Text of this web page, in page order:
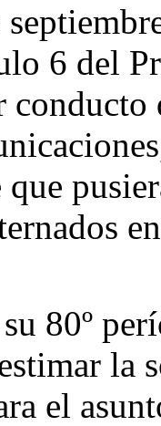
6 del
conducto
80º
la
el